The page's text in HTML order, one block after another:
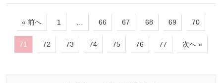
« 前へ 1 66 67 68 69 70
71 72 73 74 75 76 77 次へ »